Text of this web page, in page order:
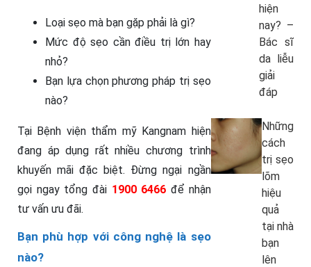
Loại sẹo mà bạn gặp phải là gì?
Mức độ sẹo cần điều trị lớn hay
nhỏ?
Bạn lựa chọn phương pháp trị sẹo
nào?
Tại Bệnh viện thẩm mỹ Kangnam hiện
đang áp dụng rất nhiều chương trình
khuyến mãi đặc biệt. Đừng ngại ngần
gọi ngay tổng đài 1900 6466 để nhận
tư vấn ưu đãi.
Bạn phù hợp với công nghệ là sẹo
nào?
hiện
nay? –
Bác sĩ
da liễu
giải
đáp
Những
cách
trị sẹo
lõm
hiệu
quả
tại nhà
bạn
lên